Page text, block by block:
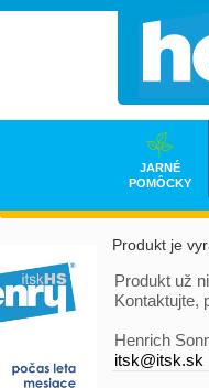
Produkt je
Produkt už
Kontaktujte,
Henrich
itsk@itsk.sk
JARNÉ
POMÔCKY